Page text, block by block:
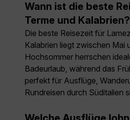
Wann ist die beste
Terme und Kalabrien?
Die beste Reisezeit für
Kalabrien liegt zwischen Mai
Hochsommer herrschen
Badeurlaub, während das
perfekt für Ausflüge,
Rundreisen durch Süditalien